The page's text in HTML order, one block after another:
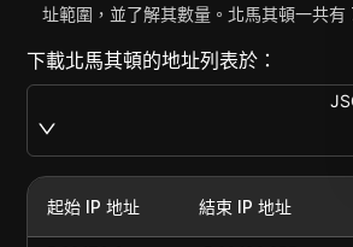
址範圍，並了解其數量。北馬其頓一共有
下載北馬其頓的地址列表於：
起始 IP 地址 結束 IP 地址